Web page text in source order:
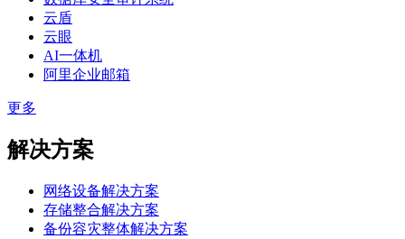
云盾
云眼
AI一体机
阿里企业邮箱
更多
解决方案
网络设备解决方案
存储整合解决方案
备份容灾整体解决方案